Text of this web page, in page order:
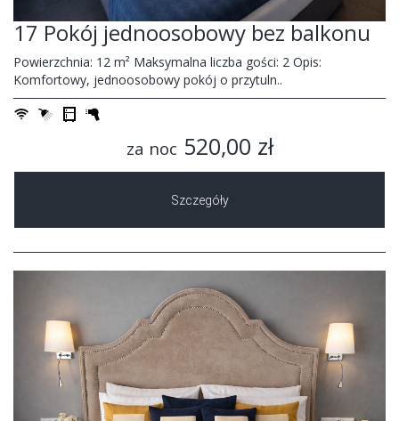
17 Pokój jednoosobowy bez balkonu
Powierzchnia: 12 m² Maksymalna liczba gości: 2 Opis:
Komfortowy, jednoosobowy pokój o przytuln..
za noc 520,00 zł
Szczegóły